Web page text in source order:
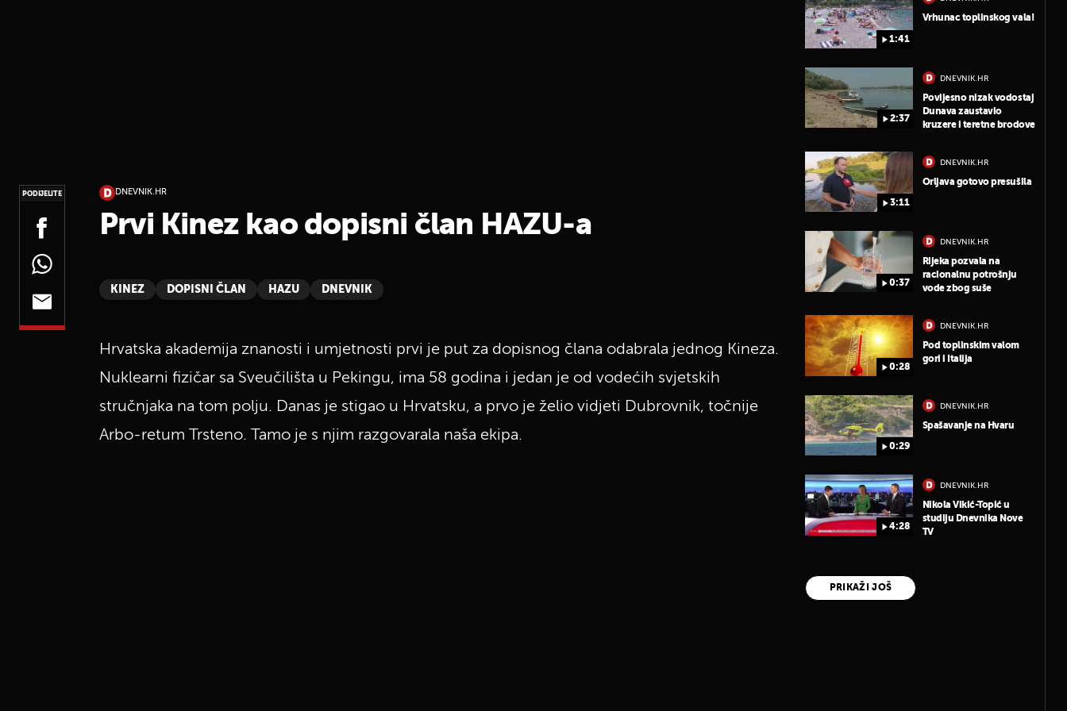
PODIJELITE DNEVNIK.HR
Prvi Kinez kao dopisni član HAZU-a
KINEZ DOPISNI ČLAN HAZU DNEVNIK
Hrvatska akademija znanosti i umjetnosti prvi je put za dopisnog člana odabrala jednog Kineza.
Nuklearni fizičar sa Sveučilišta u Pekingu, ima 58 godina i jedan je od vodećih svjetskih
stručnjaka na tom polju. Danas je stigao u Hrvatsku, a prvo je želio vidjeti Dubrovnik, točnije
Arbo-retum Trsteno. Tamo je s njim razgovarala naša ekipa.
1:41
Vrhunac toplinskog vala!
2:37
DNEVNIK.HR
Povijesno nizak vodostaj
Dunava zaustavio
kruzere i teretne brodove
3:11
DNEVNIK.HR
Orljava gotovo presušila
0:37
DNEVNIK.HR
Rijeka pozvala na
racionalnu potrošnju
vode zbog suše
0:28
DNEVNIK.HR
Pod toplinskim valom
gori i Italija
0:29
DNEVNIK.HR
Spašavanje na Hvaru
4:28
DNEVNIK.HR
Nikola Vikić-Topić u
studiju Dnevnika Nove
TV
PRIKAŽI JOŠ